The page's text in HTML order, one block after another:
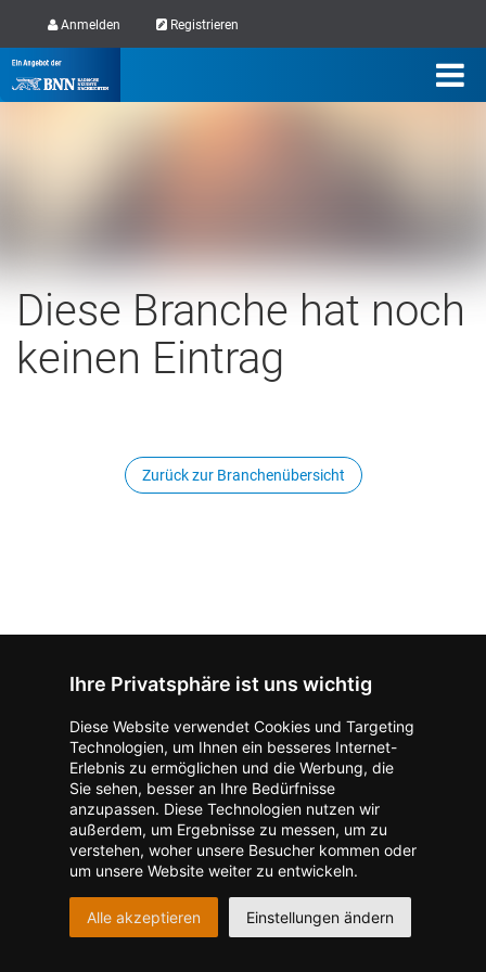
Ihre Privatsphäre ist uns wichtig
Diese Website verwendet Cookies und Targeting
Technologien, um Ihnen ein besseres Internet-
Erlebnis zu ermöglichen und die Werbung, die
Sie sehen, besser an Ihre Bedürfnisse
anzupassen. Diese Technologien nutzen wir
außerdem, um Ergebnisse zu messen, um zu
verstehen, woher unsere Besucher kommen oder
um unsere Website weiter zu entwickeln.
Alle akzeptieren Einstellungen ändern
Anmelden Registrieren
Diese Branche hat noch
keinen Eintrag
Zurück zur Branchenübersicht
Impressum Datenschutz
Barrierefreiheit
Barriere melden
m
A
c
c
e
Accessibility-Modus aktivieren
I
m
K
o
n
Kontrastmodus aktivieren
Hilfe
eigenes Gedenkportal erstellen
Vertrag widerrufen